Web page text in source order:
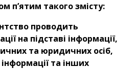
п’ятим такого змісту:
проводить
на підставі інформації,
та юридичних осіб,
інформації та інших